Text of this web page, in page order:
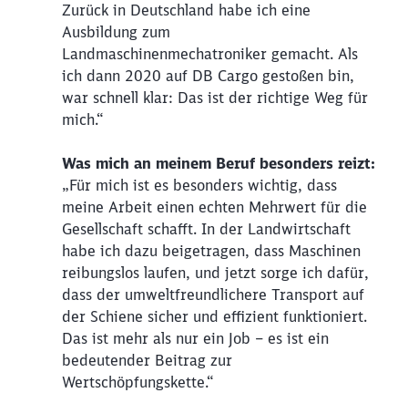
Zurück in Deutschland habe ich eine
Ausbildung zum
Landmaschinenmechatroniker gemacht. Als
ich dann 2020 auf DB Cargo gestoßen bin,
war schnell klar: Das ist der richtige Weg für
mich.“
Was mich an meinem Beruf besonders reizt:
„Für mich ist es besonders wichtig, dass
meine Arbeit einen echten Mehrwert für die
Gesellschaft schafft. In der Landwirtschaft
habe ich dazu beigetragen, dass Maschinen
reibungslos laufen, und jetzt sorge ich dafür,
dass der umweltfreundlichere Transport auf
der Schiene sicher und effizient funktioniert.
Das ist mehr als nur ein Job – es ist ein
bedeutender Beitrag zur
Wertschöpfungskette.“